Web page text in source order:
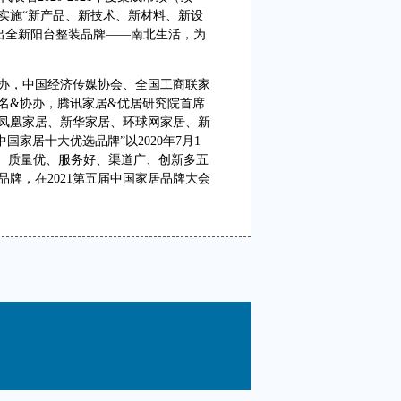
施“新产品、新技术、新材料、新设
全新阳台整装品牌——南北生活，为
中国经济传媒协会、全国工商联家
&协办，腾讯家居&优居研究院首席
凰家居、新华家居、环球网家居、新
家居十大优选品牌”以2020年7月1
质量优、服务好、渠道广、创新多五
牌，在2021第五届中国家居品牌大会